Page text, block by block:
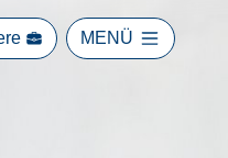
MENÜ